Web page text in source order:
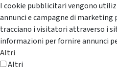
I cookie pubblicitari vengono
annunci e campagne di
tracciano i visitatori attraverso i
informazioni per fornire annunci
Altri
Altri